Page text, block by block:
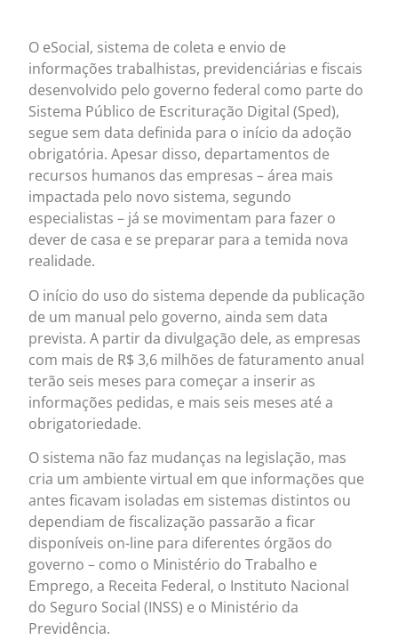
O eSocial, sistema de coleta e envio de
informações trabalhistas, previdenciárias e fiscais
desenvolvido pelo governo federal como parte do
Sistema Público de Escrituração Digital (Sped),
segue sem data definida para o início da adoção
obrigatória. Apesar disso, departamentos de
recursos humanos das empresas – área mais
impactada pelo novo sistema, segundo
especialistas – já se movimentam para fazer o
dever de casa e se preparar para a temida nova
realidade.
O início do uso do sistema depende da publicação
de um manual pelo governo, ainda sem data
prevista. A partir da divulgação dele, as empresas
com mais de R$ 3,6 milhões de faturamento anual
terão seis meses para começar a inserir as
informações pedidas, e mais seis meses até a
obrigatoriedade.
O sistema não faz mudanças na legislação, mas
cria um ambiente virtual em que informações que
antes ficavam isoladas em sistemas distintos ou
dependiam de fiscalização passarão a ficar
disponíveis on-line para diferentes órgãos do
governo – como o Ministério do Trabalho e
Emprego, a Receita Federal, o Instituto Nacional
do Seguro Social (INSS) e o Ministério da
Previdência.